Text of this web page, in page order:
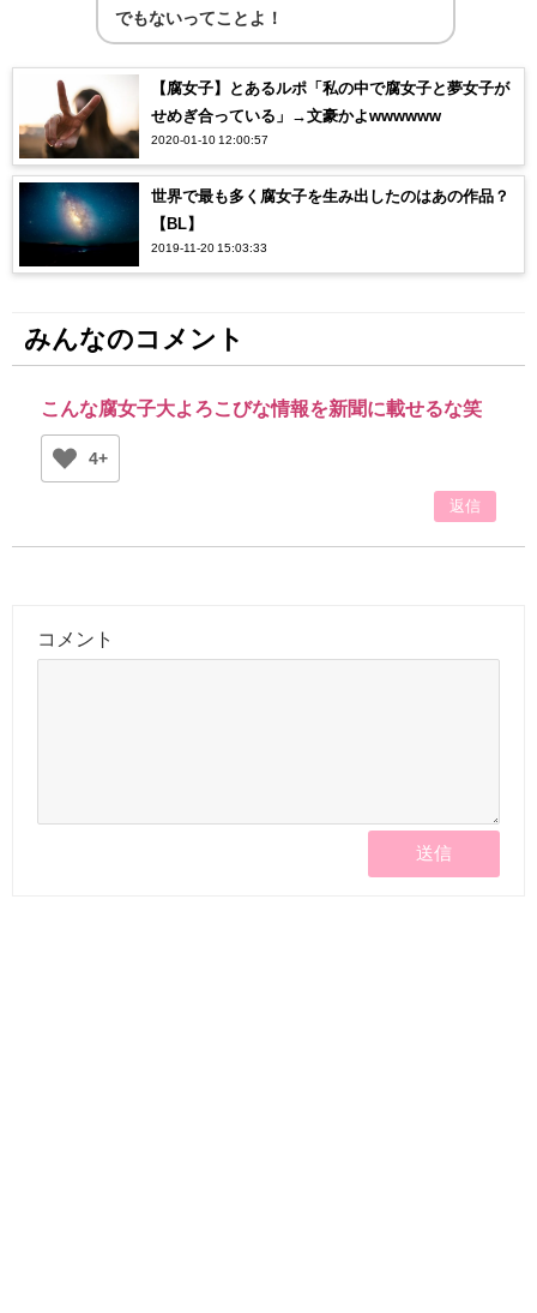
でもないってことよ！
【腐女子】とあるルポ「私の中で腐女子と夢女子が
せめぎ合っている」→文豪かよwwwwww
2020-01-10 12:00:57
世界で最も多く腐女子を生み出したのはあの作品？
【BL】
2019-11-20 15:03:33
みんなのコメント
こんな腐女子大よろこびな情報を新聞に載せるな笑
4+
返信
コメント